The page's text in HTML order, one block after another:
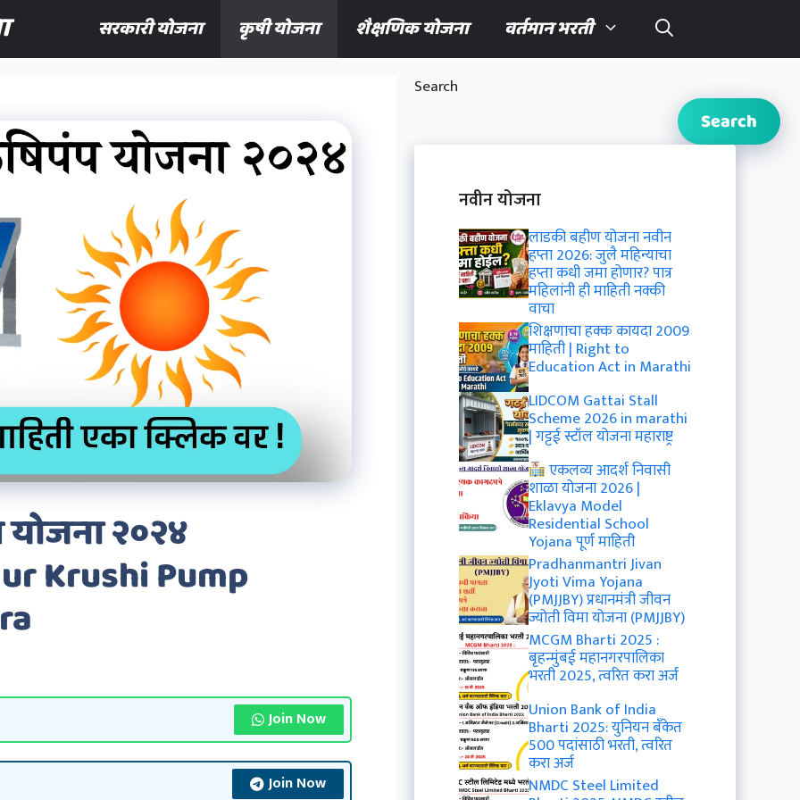
सरकारी योजना कृषी योजना शैक्षणिक योजना वर्तमान भरती
२०२४
Krushi Pump
Join Now
Join Now
Search
Search
नवीन योजना
लाडकी बहीण योजना नवीन
हप्ता 2026: जुलै महिन्याचा
हप्ता कधी जमा होणार? पात्र
महिलांनी ही माहिती नक्की
वाचा
शिक्षणाचा हक्क कायदा 2009
माहिती | Right to
Education Act in Marathi
LIDCOM Gattai Stall
Scheme 2026 in marathi
| गट्टई स्टॉल योजना महाराष्ट्र
एकलव्य आदर्श निवासी
शाळा योजना 2026 |
Eklavya Model
Residential School
Yojana पूर्ण माहिती
Pradhanmantri Jivan
Jyoti Vima Yojana
(PMJJBY) प्रधानमंत्री जीवन
ज्योती विमा योजना (PMJJBY)
MCGM Bharti 2025 :
बृहन्मुंबई महानगरपालिका
भरती 2025, त्वरित करा अर्ज
Union Bank of India
Bharti 2025: युनियन बँकेत
500 पदांसाठी भरती, त्वरित
करा अर्ज
NMDC Steel Limited